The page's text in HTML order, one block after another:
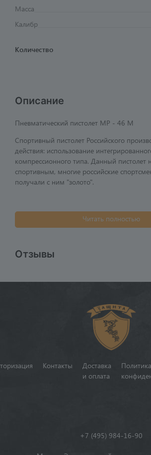
Масса
Калибр
Количество
Описание
Пневматический пистолет МР - 46 М
Спортивный пистолет Российского
действия: использование
компрессионного типа. Данный пистолет
спортивным, многие российские
получали с ним "золото".
Читать полностью
Отзывы
Контакты
Доставка
и оплата
Политика
+7 (495) 984-16-90